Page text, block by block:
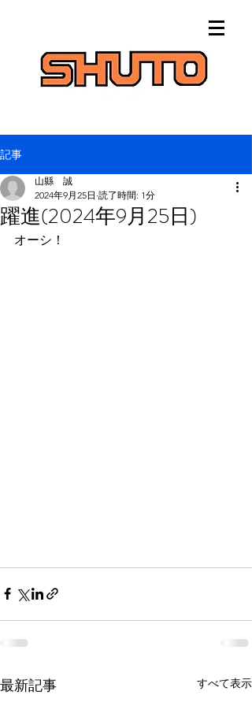
記事
躍進(2024年9月25日)
山縣 誠
2024年9月25日 読了時間: 1分
オーシ！
最新記事 すべて表示